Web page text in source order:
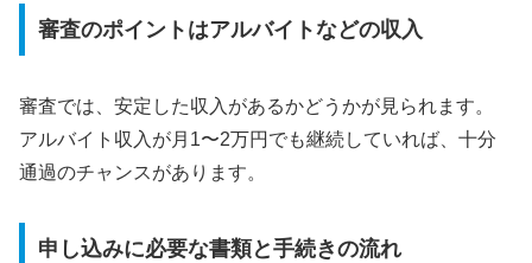
審査のポイントはアルバイトなどの収入
審査では、安定した収入があるかどうかが見られます。
アルバイト収入が月1〜2万円でも継続していれば、十分
通過のチャンスがあります。
申し込みに必要な書類と手続きの流れ